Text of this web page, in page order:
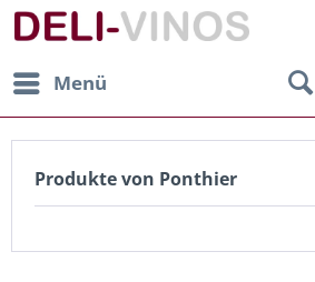
Menü
Produkte von Ponthier